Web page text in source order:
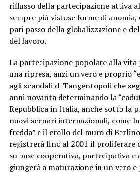
riflusso della partecipazione attiva
sempre più vistose forme di
pari passo della globalizzazione e
del lavoro.
La partecipazione popolare alla
una ripresa, anzi un vero e proprio
agli scandali di Tangentopoli che
anni novanta determinando la
Repubblica in Italia, anche sotto la
nuovi scenari internazionali, come
fredda” e il crollo del muro di
registrerà fino al 2001 il proliferare
su base cooperativa, partecipativa
giungerà a maturazione in un vero